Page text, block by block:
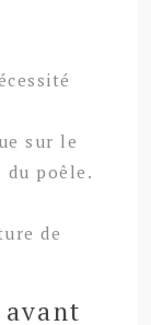
sur le
du poêle.
de